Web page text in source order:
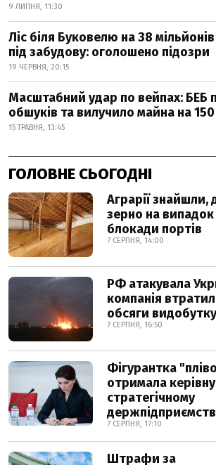
9 ЛИПНЯ, 11:30
Ліс біля Буковелю на 38
під забудову: оголошено підозри
19 ЧЕРВНЯ, 20:15
Масштабний удар по вейпах: БЕБ
обшуків та вилучило майна на
15 ТРАВНЯ, 13:45
ГОЛОВНЕ СЬОГОДНІ
Аграрії знайшли,
зерно на випадок
блокади портів
7 СЕРПНЯ, 14:00
РФ атакувала
компанія
обсяги видобутку
7 СЕРПНЯ, 16:50
Фігурантка
отримала
стратегічному
7 СЕРПНЯ, 17:10
Штрафи за